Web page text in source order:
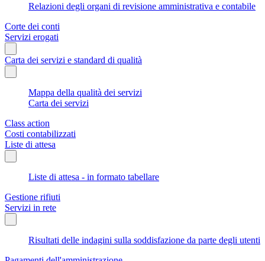
Relazioni degli organi di revisione amministrativa e contabile
Corte dei conti
Servizi erogati
Carta dei servizi e standard di qualità
Mappa della qualità dei servizi
Carta dei servizi
Class action
Costi contabilizzati
Liste di attesa
Liste di attesa - in formato tabellare
Gestione rifiuti
Servizi in rete
Risultati delle indagini sulla soddisfazione da parte degli utenti